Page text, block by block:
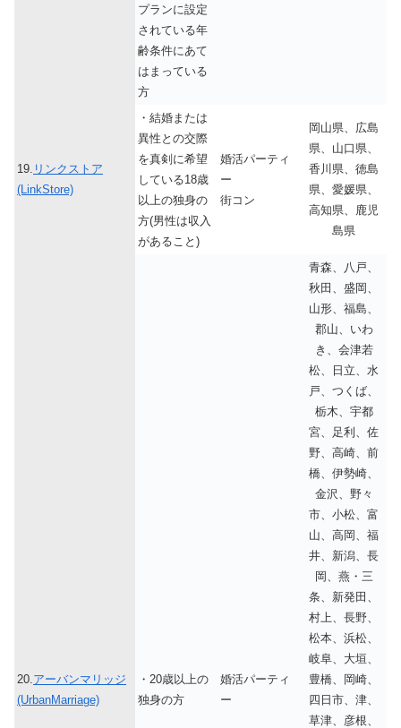
プランに設定
されている年
齢条件にあて
はまっている
方
19. リンクストア
(LinkStore)
・結婚または
異性との交際
を真剣に希望
している18歳
以上の独身の
方(男性は収入
があること)
婚活パーティ
ー
街コン
岡山県、広島
県、山口県、
香川県、徳島
県、愛媛県、
高知県、鹿児
島県
20. アーバンマリッジ
(UrbanMarriage)
・20歳以上の
独身の方
婚活パーティ
ー
青森、八戸、
秋田、盛岡、
山形、福島、
郡山、いわ
き、会津若
松、日立、水
戸、つくば、
栃木、宇都
宮、足利、佐
野、高崎、前
橋、伊勢崎、
金沢、野々
市、小松、富
山、高岡、福
井、新潟、長
岡、燕・三
条、新発田、
村上、長野、
松本、浜松、
岐阜、大垣、
豊橋、岡崎、
四日市、津、
草津、彦根、